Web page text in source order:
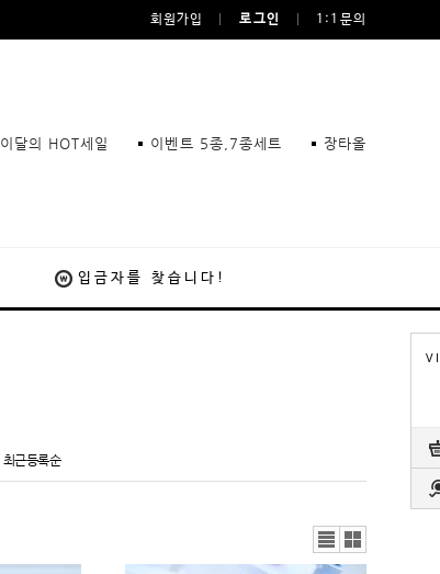
회원가입 로그인 1:1문의
이달의 HOT세일 이벤트 5종,7종세트 장타올
입금자를 찾습니다!
최근등록순
리스
트뷰
갤러
리뷰